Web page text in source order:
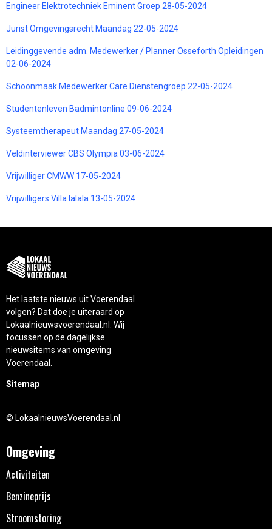
Engineer Elektrotechniek Eminent Groep 28-05-2024
Jurist Omgevingsrecht Maandag 22-05-2024
Leidinggevende adm. Medewerker / Planner Osseforth Opleidingen
02-06-2024
Schoonmaak Medewerker Care Dienstengroep 22-05-2024
Studentenleven Badmintonline 09-06-2024
Systeemtherapeut Maandag 27-05-2024
Veldinterviewer CBS Olympia 03-06-2024
Vrijwilliger CMWW 17-05-2024
Vrijwilligers Villa lalala 13-05-2024
Het laatste nieuws uit Voerendaal
volgen? Dat doe je uiteraard op
Lokaalnieuwsvoerendaal.nl. Wij
focussen op de dagelijkse
nieuwsitems van omgeving
Voerendaal.
Sitemap
© LokaalnieuwsVoerendaal.nl
Omgeving
Activiteiten
Benzineprijs
Stroomstoring